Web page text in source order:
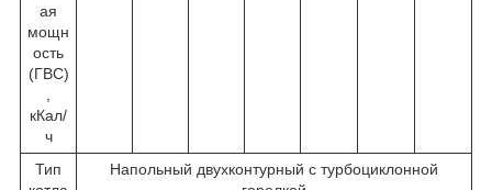
ая
мощн
ость
(ГВС)
кКал/
ч
Тип
Напольный двухконтурный с турбоциклонной